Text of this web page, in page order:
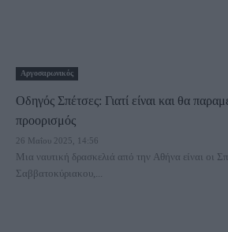
Αργοσαρωνικός
Οδηγός Σπέτσες: Γιατί είναι και θα
προορισμός
26 Μαΐου 2025, 14:56
Μια ναυτική δρασκελιά από την Αθήνα είναι οι
Σαββατοκύριακου,...